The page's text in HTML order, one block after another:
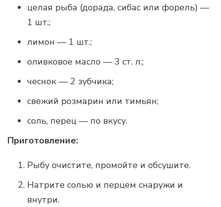
целая рыба (дорада, сибас или форель) —
1 шт.;
лимон — 1 шт.;
оливковое масло — 3 ст. л.;
чеснок — 2 зубчика;
свежий розмарин или тимьян;
соль, перец — по вкусу.
Приготовление:
Рыбу очистите, промойте и обсушите.
Натрите солью и перцем снаружи и
внутри.